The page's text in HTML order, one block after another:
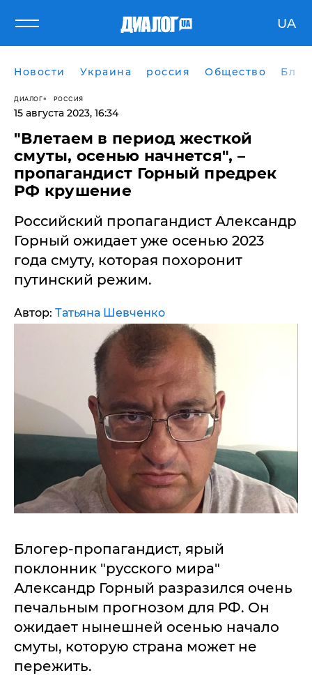
UA
Новости Украина россия Общество
ДИАЛОГ РОССИЯ
15 августа 2023, 16:34
​"Влетаем в период жесткой
смуты, осенью начнется", –
пропагандист Горный предрек
РФ крушение
Российский пропагандист Александр
Горный ожидает уже осенью 2023
года смуту, которая похоронит
путинский режим.
Автор: Татьяна Шевченко
Блогер-пропагандист, ярый
поклонник "русского мира"
Александр Горный разразился очень
печальным прогнозом для РФ. Он
ожидает нынешней осенью начало
смуты, которую страна может не
пережить.